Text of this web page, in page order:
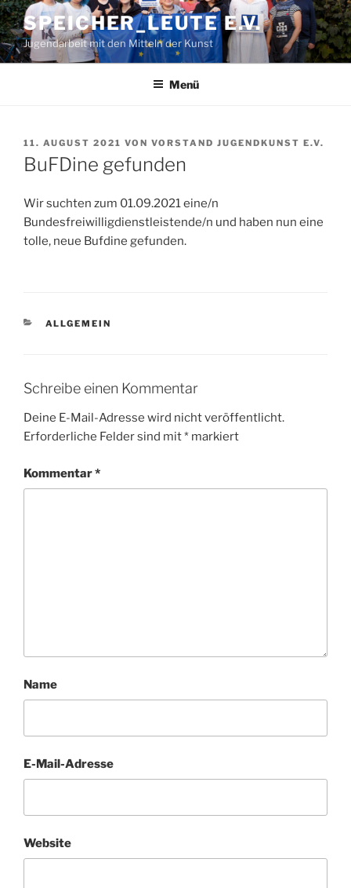
Zum
Inhalt
springen
SPEICHER_LEUTE E.V.
Jugendarbeit mit den Mitteln der Kunst
Menü
VERÖFFENTLICHT
AM
11. AUGUST 2021 VON VORSTAND JUGENDKUNST E.V.
BuFDine gefunden
Wir suchten zum 01.09.2021 eine/n
Bundesfreiwilligdienstleistende/n und haben nun eine
tolle, neue Bufdine gefunden.
KATEGORIEN
ALLGEMEIN
Schreibe einen Kommentar
Deine E-Mail-Adresse wird nicht veröffentlicht.
Erforderliche Felder sind mit* markiert
Kommentar*
Name
E-Mail-Adresse
Website